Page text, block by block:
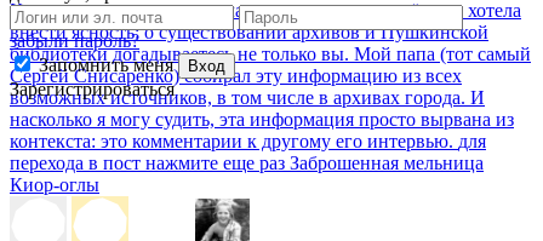
забыли пароль?
Запомнить меня
Вход
Зарегистрироваться
Конечно, тема уже потеряла актуальность, но всё-таки хотела
внести ясность: о существовании архивов и Пушкинской
библиотеки догадываетесь не только вы. Мой папа (тот самый
Сергей Снисаренко) собирал эту информацию из всех
возможных источников, в том числе в архивах города. И
насколько я могу судить, эта информация просто вырвана из
контекста: это комментарии к другому его интервью. для
перехода в пост нажмите еще раз Заброшенная мельница
Киор-оглы